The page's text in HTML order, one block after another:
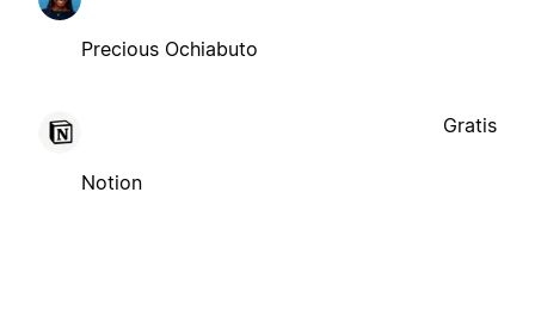
Precious Ochiabuto
Notion
Gratis